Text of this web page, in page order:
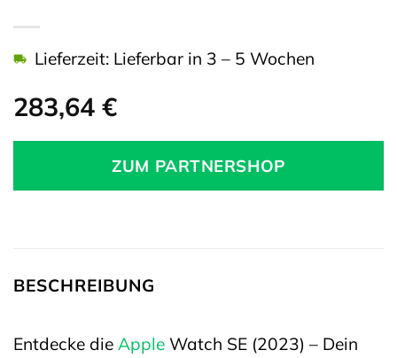
283,64 €
Lieferzeit: Lieferbar in 3 – 5 Wochen
ZUM PARTNERSHOP
BESCHREIBUNG
Entdecke die Apple Watch SE (2023) – Dein